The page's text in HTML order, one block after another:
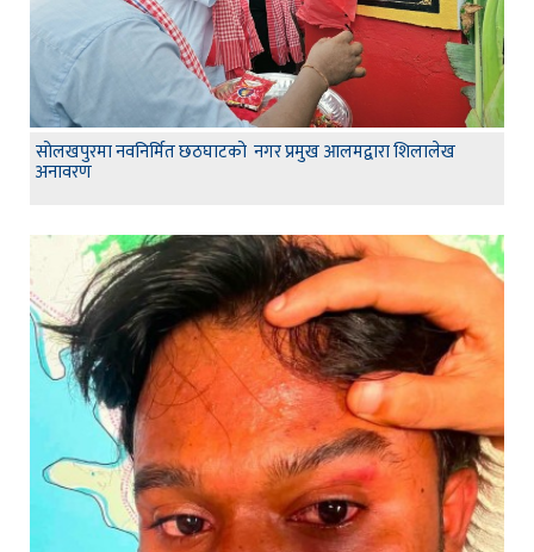
सोलखपुरमा नवनिर्मित छठघाटको नगर प्रमुख आलमद्वारा शिलालेख
अनावरण